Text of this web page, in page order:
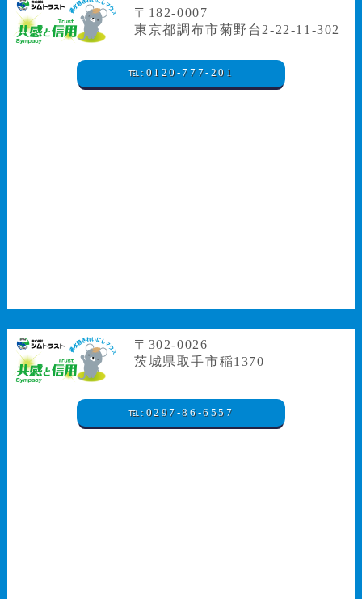
〒182-0007
東京都調布市菊野台2-22-11-302
℡:0120-777-201
〒302-0026
茨城県取手市稲1370
℡:0297-86-6557